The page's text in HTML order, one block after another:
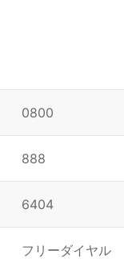
0800
888
6404
フリーダイヤル